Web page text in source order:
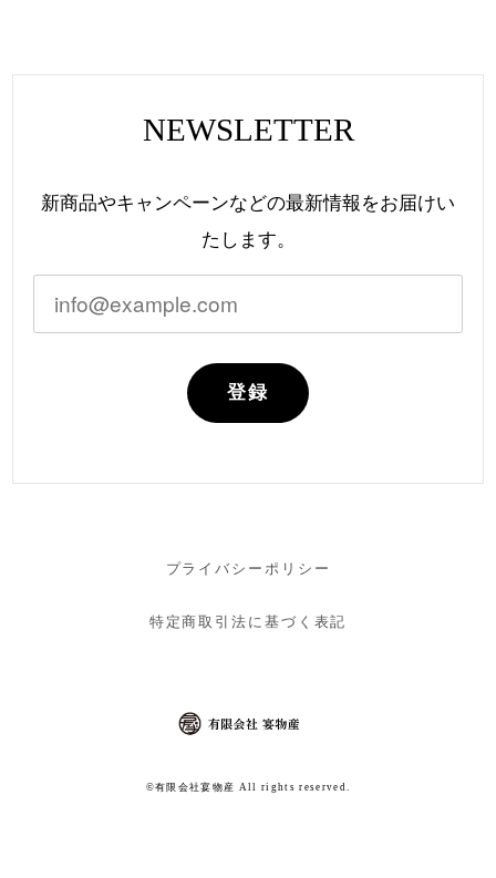
NEWSLETTER
新商品やキャンペーンなどの最新情報をお届けい
たします。
登録
プライバシーポリシー
特定商取引法に基づく表記
©︎有限会社宴物産 All rights reserved.